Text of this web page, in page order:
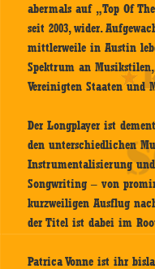
abermals auf „Top Of
seit 2003, wider.
mittlerweile in Austin
Spektrum an
Vereinigten Staaten und
Der Longplayer ist
den unterschiedlichen
Instrumentalisierung
Songwriting – von
kurzweiligen Ausflug
der Titel ist dabei im
Patrica Vonne ist ihr